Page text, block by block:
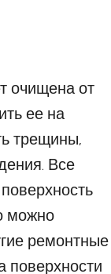
очищена от
ее на
трещины,
Все
можно
ремонтные
поверхности